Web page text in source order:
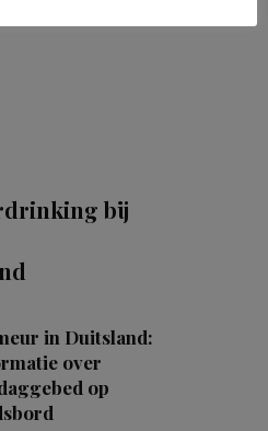
bij
in Duitsland:
over
op